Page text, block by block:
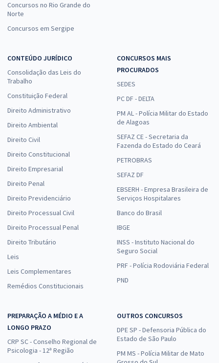
Concursos no Rio Grande do
Norte
Concursos em Sergipe
CONTEÚDO JURÍDICO
Consolidação das Leis do
Trabalho
Constituição Federal
Direito Administrativo
Direito Ambiental
Direito Civil
Direito Constitucional
Direito Empresarial
Direito Penal
Direito Previdenciário
Direito Processual Civil
Direito Processual Penal
Direito Tributário
Leis
Leis Complementares
Remédios Constitucionais
CONCURSOS MAIS
PROCURADOS
SEDES
PC DF - DELTA
PM AL - Polícia Militar do Estado
de Alagoas
SEFAZ CE - Secretaria da
Fazenda do Estado do Ceará
PETROBRAS
SEFAZ DF
EBSERH - Empresa Brasileira de
Serviços Hospitalares
Banco do Brasil
IBGE
INSS - Instituto Nacional do
Seguro Social
PRF - Polícia Rodoviária Federal
PND
PREPARAÇÃO A MÉDIO E A
LONGO PRAZO
CRP SC - Conselho Regional de
Psicologia - 12ª Região
OUTROS CONCURSOS
DPE SP - Defensoria Pública do
Estado de São Paulo
PM MS - Polícia Militar de Mato